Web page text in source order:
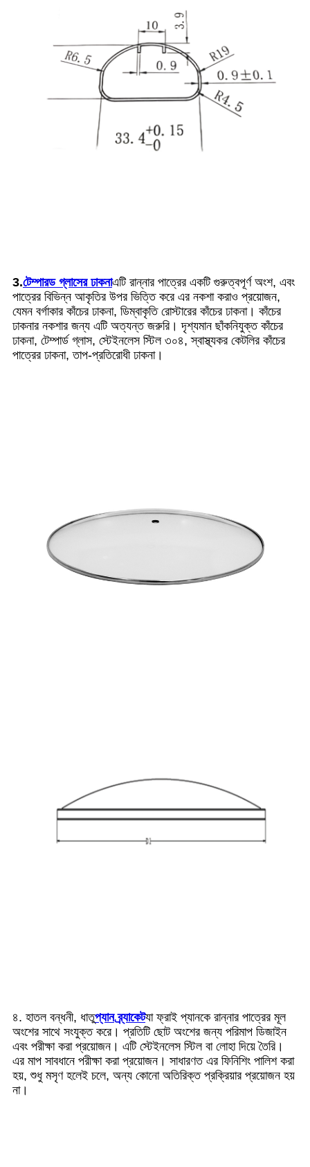
3.টেম্পারড গ্লাসের ঢাকনাএটি রান্নার পাত্রের একটি গুরুত্বপূর্ণ অংশ, এবং
পাত্রের বিভিন্ন আকৃতির উপর ভিত্তি করে এর নকশা করাও প্রয়োজন,
যেমন বর্গাকার কাঁচের ঢাকনা, ডিম্বাকৃতি রোস্টারের কাঁচের ঢাকনা। কাঁচের
ঢাকনার নকশার জন্য এটি অত্যন্ত জরুরি। দৃশ্যমান ছাঁকনিযুক্ত কাঁচের
ঢাকনা, টেম্পার্ড গ্লাস, স্টেইনলেস স্টিল ৩০৪, স্বাস্থ্যকর কেটলির কাঁচের
পাত্রের ঢাকনা, তাপ-প্রতিরোধী ঢাকনা।
৪. হাতল বন্ধনী, ধাতুপ্যান ব্র্যাকেটযা ফ্রাই প্যানকে রান্নার পাত্রের মূল
অংশের সাথে সংযুক্ত করে। প্রতিটি ছোট অংশের জন্য পরিমাপ ডিজাইন
এবং পরীক্ষা করা প্রয়োজন। এটি স্টেইনলেস স্টিল বা লোহা দিয়ে তৈরি।
এর মাপ সাবধানে পরীক্ষা করা প্রয়োজন। সাধারণত এর ফিনিশিং পালিশ করা
হয়, শুধু মসৃণ হলেই চলে, অন্য কোনো অতিরিক্ত প্রক্রিয়ার প্রয়োজন হয়
না।